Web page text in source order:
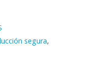
segura,